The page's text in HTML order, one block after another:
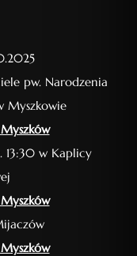
pw. Narodzenia
Myszkowie
w Kaplicy